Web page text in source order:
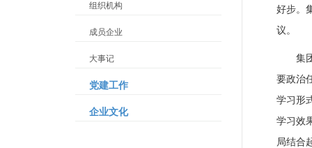
组织机构
成员企业
大事记
党建工作
企业文化
好步。
议。
集
要政治
学习形
学习效
局结合